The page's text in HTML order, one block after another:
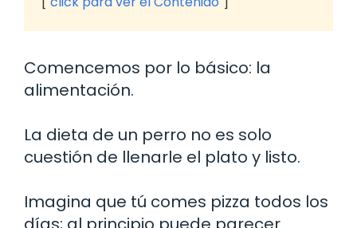
Comencemos por lo básico: la
alimentación.
La dieta de un perro no es solo
cuestión de llenarle el plato y listo.
Imagina que tú comes pizza todos los